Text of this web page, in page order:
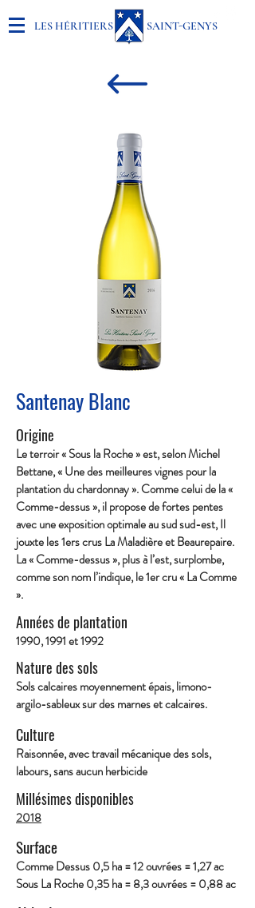
LES HÉRITIERS SAINT-GENYS
Santenay Blanc
Origine
Le terroir « Sous la Roche » est, selon Michel
Bettane, « Une des meilleures vignes pour la
plantation du chardonnay ». Comme celui de la «
Comme-dessus », il propose de fortes pentes
avec une exposition optimale au sud sud-est, Il
jouxte les 1ers crus La Maladière et Beaurepaire.
La « Comme-dessus », plus à l’est, surplombe,
comme son nom l’indique, le 1er cru « La Comme
».
Années de plantation
1990, 1991 et 1992
Nature des sols
Sols calcaires moyennement épais, limono-
argilo-sableux sur des marnes et calcaires.
Culture
Raisonnée, avec travail mécanique des sols,
labours, sans aucun herbicide
Millésimes disponibles
2018
Surface
Comme Dessus 0,5 ha = 12 ouvrées = 1,27 ac
Sous La Roche 0,35 ha = 8,3 ouvrées = 0,88 ac